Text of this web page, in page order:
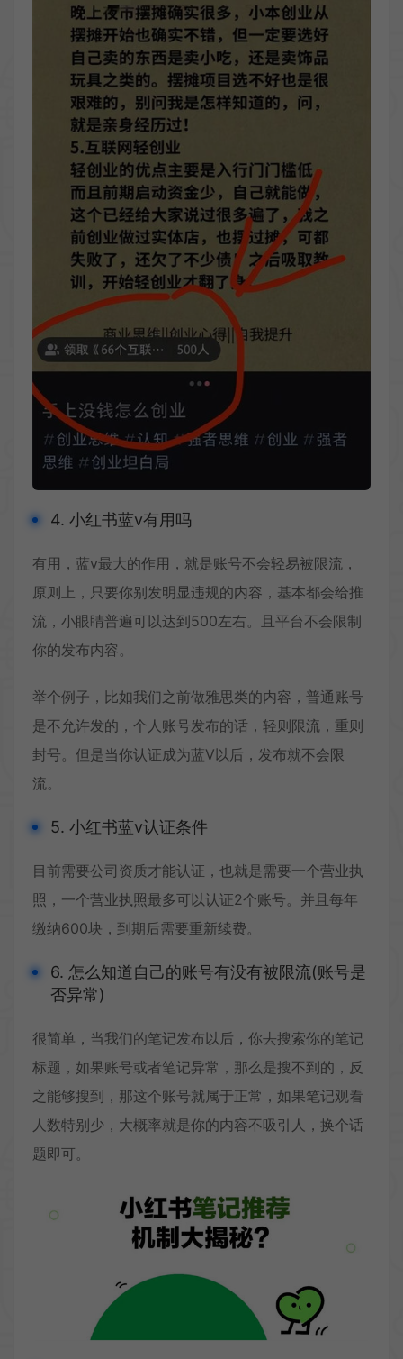
4. 小红书蓝v有用吗
有用，蓝v最大的作用，就是账号不会轻易被限流，
原则上，只要你别发明显违规的内容，基本都会给推
流，小眼睛普遍可以达到500左右。且平台不会限制
你的发布内容。
举个例子，比如我们之前做雅思类的内容，普通账号
是不允许发的，个人账号发布的话，轻则限流，重则
封号。但是当你认证成为蓝V以后，发布就不会限
流。
5. 小红书蓝v认证条件
目前需要公司资质才能认证，也就是需要一个营业执
照，一个营业执照最多可以认证2个账号。并且每年
缴纳600块，到期后需要重新续费。
6. 怎么知道自己的账号有没有被限流(账号是
否异常)
很简单，当我们的笔记发布以后，你去搜索你的笔记
标题，如果账号或者笔记异常，那么是搜不到的，反
之能够搜到，那这个账号就属于正常，如果笔记观看
人数特别少，大概率就是你的内容不吸引人，换个话
题即可。